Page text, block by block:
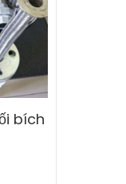
bích